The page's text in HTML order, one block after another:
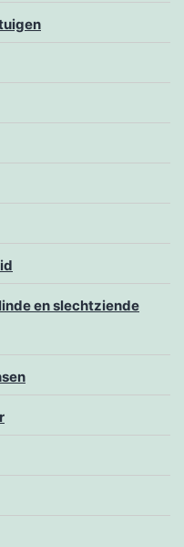
en slechtziende